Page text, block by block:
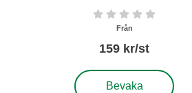
Betyg: 0 stjärnor
Från
159 kr/st
Bevaka
, Minneskort Verbatim